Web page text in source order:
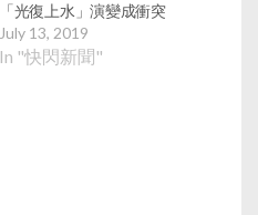
「光復上水」演變成衝突
July 13, 2019
In "快閃新聞"